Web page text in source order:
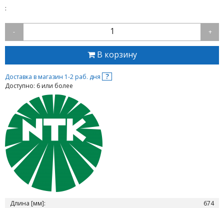
:
- 1 +
В корзину
Доставка в магазин 1-2 раб. дня ?
Доступно: 6 или более
Длина [мм]:
674